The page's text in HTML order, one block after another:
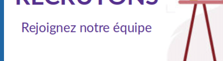
Promouvoir l’AECiut